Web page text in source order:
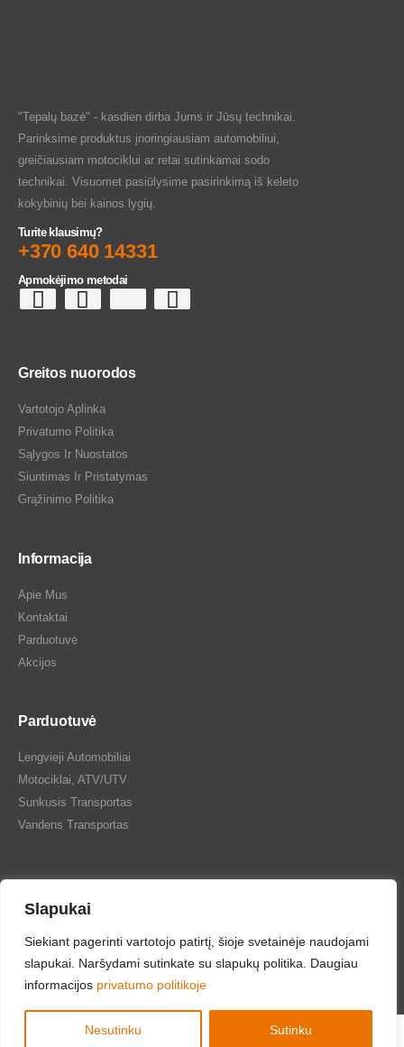
Slapukai
Siekiant pagerinti vartotojo patirtį, šioje svetainėje naudojami
slapukai. Naršydami sutinkate su slapukų politika. Daugiau
informacijos privatumo politikoje
Nesutinku Sutinku
"Tepalų bazė" - kasdien dirba Jums ir Jūsų technikai.
Parinksime produktus įnoringiausiam automobiliui,
greičiausiam motociklui ar retai sutinkamai sodo
technikai. Visuomet pasiūlysime pasirinkimą iš keleto
kokybinių bei kainos lygių.
Turite klausimų?
+370 640 14331
Apmokėjimo metodai
Greitos nuorodos
Vartotojo Aplinka
Privatumo Politika
Sąlygos Ir Nuostatos
Siuntimas Ir Pristatymas
Grąžinimo Politika
Informacija
Apie Mus
Kontaktai
Parduotuvė
Akcijos
Parduotuvė
Lengvieji Automobiliai
Motociklai, ATV/UTV
Sunkusis Transportas
Vandens Transportas
Tepalų Bazė © 2024 Visos teisės saugomos